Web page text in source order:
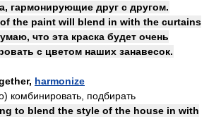
гармонирующие друг с другом.
the paint will blend in with the curtains
что эта краска будет очень
с цветом наших занавесок.
harmonize
комбинировать, подбирать
to blend the style of the house in with